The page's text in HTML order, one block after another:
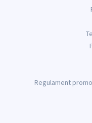
Regulament